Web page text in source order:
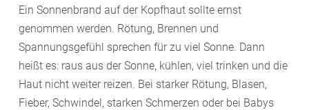
Ein Sonnenbrand auf der Kopfhaut sollte ernst
genommen werden. Rötung, Brennen und
Spannungsgefühl sprechen für zu viel Sonne. Dann
heißt es: raus aus der Sonne, kühlen, viel trinken und die
Haut nicht weiter reizen. Bei starker Rötung, Blasen,
Fieber, Schwindel, starken Schmerzen oder bei Babys